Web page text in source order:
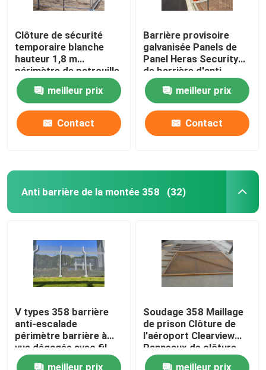
Clôture de sécurité
temporaire blanche
hauteur 1,8 m
périmètre de patrouille
clôture temporaire
meilleur prix
Contact
Barrière provisoire
galvanisée Panels de
Panel Heras Security
de barrière d'anti
montée de 2.4m x de
2.1m
meilleur prix
Contact
Anti barrière de la montée 358 (32)
V types 358 barrière
anti-escalade
périmètre barrière à
vue dégagée avec fil
barbelé au sommet
meilleur prix
Soudage 358 Maillage
de prison Clôture de
l'aéroport Clearview
Panneaux de clôture
meilleur prix